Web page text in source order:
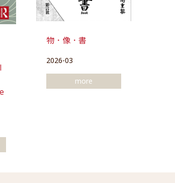
物．像．書
2026-03
more